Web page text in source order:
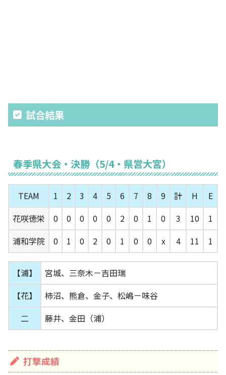
試合結果
春季県大会・決勝（5/4・県営大宮）
TEAM 1 2 3 4 5 6 7 8 9 計 H
E
花咲徳栄
0 0 0 0 0 2 0 1 0 3 10
1
浦和学院
0 1 0 2 0 1 0 0 x 4 11 1
【浦】
宮城、三奈木－吉田瑞
【花】
柿沼、熊倉、金子、松嶋－味谷
二
藤井、金田（浦）
打撃成績